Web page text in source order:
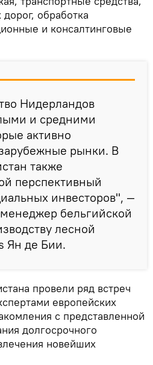
обработка
и консалтинговые
Нидерландов
и средними
активно
рынки. В
также
перспективный
инвесторов", —
бельгийской
лесной
Ян де Бии.
провели ряд встреч
европейских
с представленной
долгосрочного
новейших